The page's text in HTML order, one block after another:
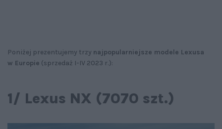
Poniżej prezentujemy trzy najpopularniejsze modele Lexusa
w Europie (sprzedaż I-IV 2023 r.):
1/ Lexus NX (7070 szt.)